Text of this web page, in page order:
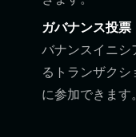
ガバナンス投票
バナンスイニシ
るトランザク
に参加できます。